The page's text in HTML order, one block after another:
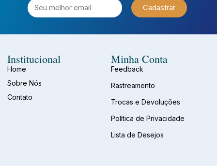
Cadastrar
Institucional
Home
Sobre Nós
Contato
Minha Conta
Feedback
Rastreamento
Trocas e Devoluções
Política de Privacidade
Lista de Desejos